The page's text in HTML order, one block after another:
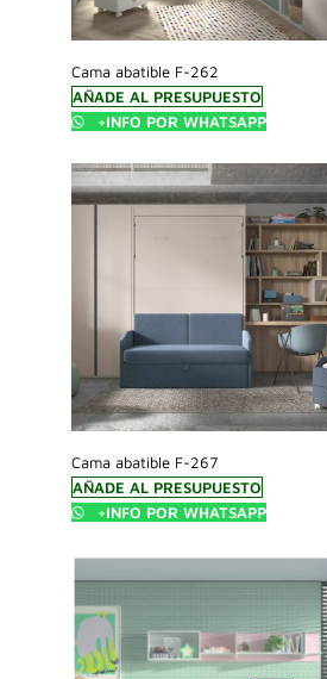
Cama abatible F-262
AÑADE AL PRESUPUESTO
+INFO POR WHATSAPP
Cama abatible F-267
AÑADE AL PRESUPUESTO
+INFO POR WHATSAPP